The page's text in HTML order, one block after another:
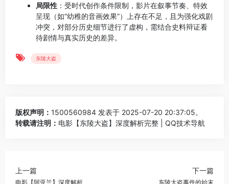
局限性 ：受时代创作条件限制，影片在叙事节奏、特效
呈现（如“幼稚的音画效果”）上存在不足，且为强化戏剧
冲突，对部分历史细节进行了虚构，需结合史料辩证看
待剧情与真实历史的差异。
东陵大盗
版权声明： 1500560984 发表于 2025-07-20 20:37:05。
转载请注明： 电影【东陵大盗】深度解析完整 | QQ技术导航
上一篇
电影【阿亚兰】深度解析
下一篇
东陵大盗事件的始末